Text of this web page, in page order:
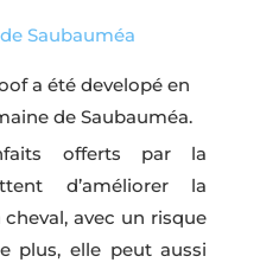
Saubauméa
a été developé en
de Saubauméa.
offerts par la
d’améliorer la
avec un risque
plus, elle peut aussi